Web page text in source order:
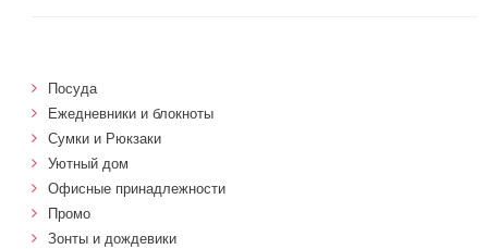
Посуда
Ежедневники и блокноты
Сумки и Рюкзаки
Уютный дом
Офисные принадлежности
Промо
Зонты и дождевики